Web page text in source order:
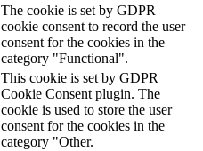
The cookie is set by GDPR
cookie consent to record the user
consent for the cookies in the
category "Functional".
This cookie is set by GDPR
Cookie Consent plugin. The
cookie is used to store the user
consent for the cookies in the
category "Other.